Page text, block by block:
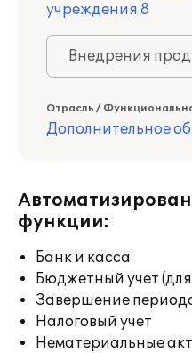
учреждения 8
Внедрения
Отрасль /
Дополнительное
функции:
Банк и касса
Бюджетный учет
Завершение
Налоговый учет
Нематериальные